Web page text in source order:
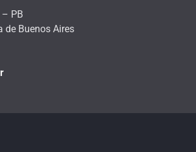
PB
de Buenos Aires